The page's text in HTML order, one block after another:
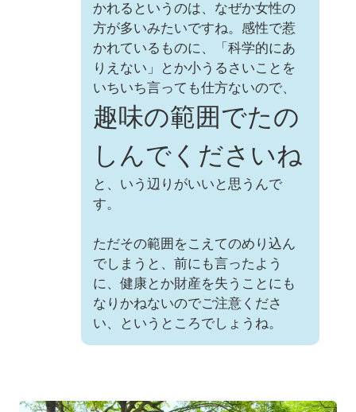
かれるというのは、なぜか女性の
方が多いみたいですね。感性で惹
かれているものに、「科学的にあ
りえない」とか小うるさいことを
いちいち言っても仕方ないので、
趣味の範囲でたの
しんでくださいね
と、いう辺りがいいと思うんで
す。
ただその範囲をこえてのめり込ん
でしまうと、前にも言ったよう
に、健康とか財産を失うことにも
なりかねないのでご注意くださ
い、というところでしょうね。